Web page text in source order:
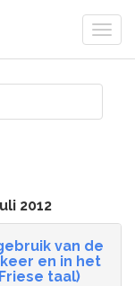
2012
van de
en in het
taal)